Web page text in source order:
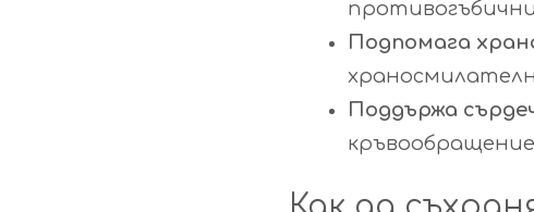
Подпомага
Поддържа